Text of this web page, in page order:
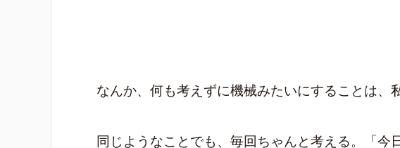
なんか、何も考えずに機械みたいにすることは、
同じようなことでも、毎回ちゃんと考える。「今